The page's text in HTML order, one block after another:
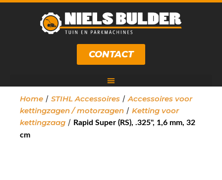
CONTACT
Home / STIHL Accessoires / Accessoires voor
kettingzagen / motorzagen / Ketting voor
kettingzaag / Rapid Super (RS), .325", 1,6 mm, 32
cm